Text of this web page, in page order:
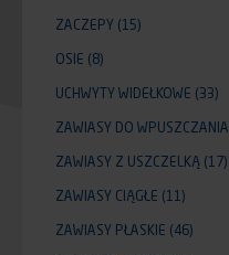
ZACZEPY (15)
OSIE (8)
UCHWYTY WIDEŁKOWE (33)
ZAWIASY DO WPUSZCZANIA
ZAWIASY Z USZCZELKĄ (17)
ZAWIASY CIĄGŁE (11)
ZAWIASY PŁASKIE (46)